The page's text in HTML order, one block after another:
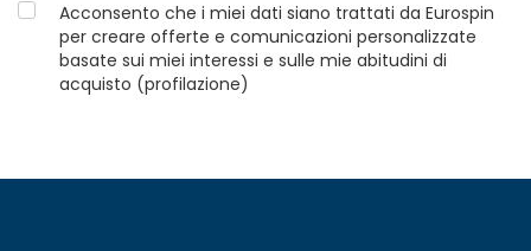
Acconsento che i miei dati siano trattati da Eurospin
per creare offerte e comunicazioni personalizzate
basate sui miei interessi e sulle mie abitudini di
acquisto (profilazione)